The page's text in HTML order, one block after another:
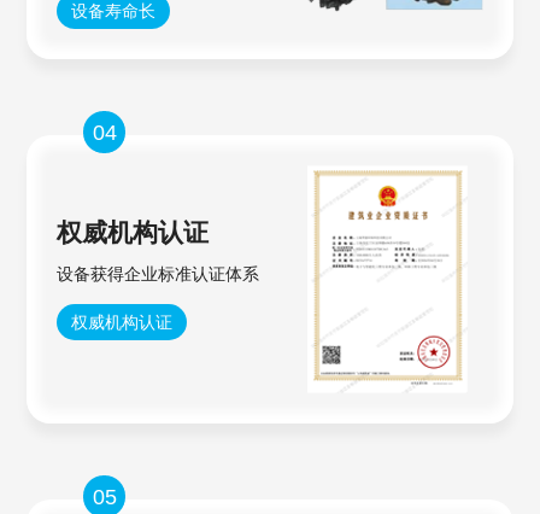
设备寿命长
04
权威机构认证
设备获得企业标准认证体系
权威机构认证
05